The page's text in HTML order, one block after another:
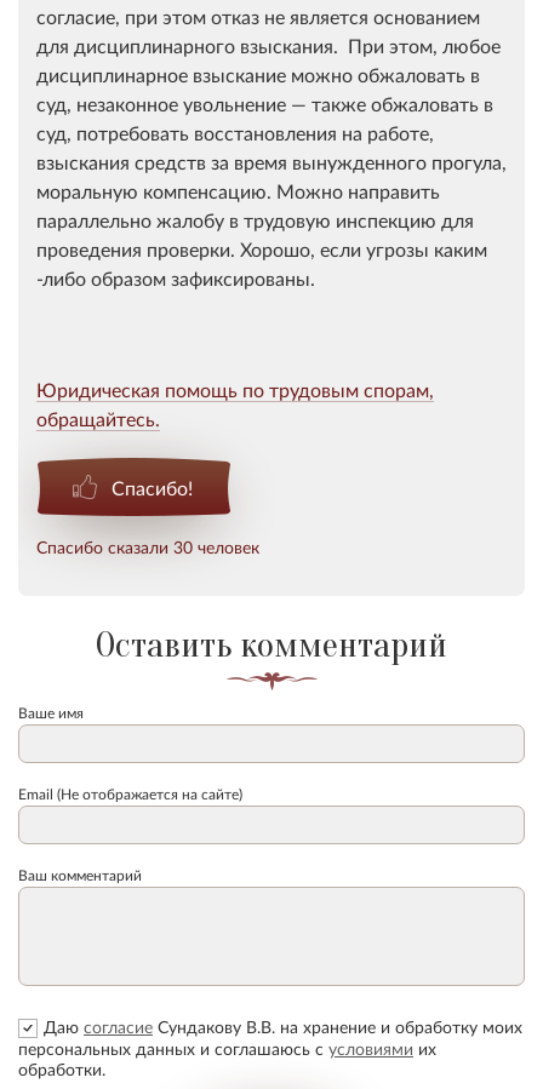
согласие, при этом отказ не является основанием
для дисциплинарного взыскания. При этом, любое
дисциплинарное взыскание можно обжаловать в
суд, незаконное увольнение — также обжаловать в
суд, потребовать восстановления на работе,
взыскания средств за время вынужденного прогула,
моральную компенсацию. Можно направить
параллельно жалобу в трудовую инспекцию для
проведения проверки. ​Хорошо, если угрозы каким
-либо образом зафиксированы.
Юридическая помощь по трудовым спорам,
обращайтесь.
Спасибо!
Спасибо сказали 30 человек
Оставить комментарий
Ваше имя
Email (Не отображается на сайте)
Ваш комментарий
Даю согласие Сундакову В.В. на хранение и обработку моих
персональных данных и соглашаюсь с условиями их
обработки.